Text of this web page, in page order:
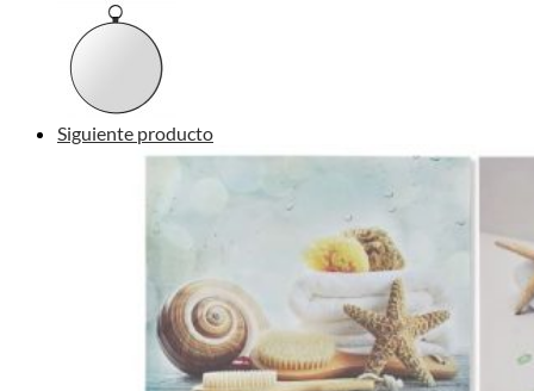
Siguiente producto